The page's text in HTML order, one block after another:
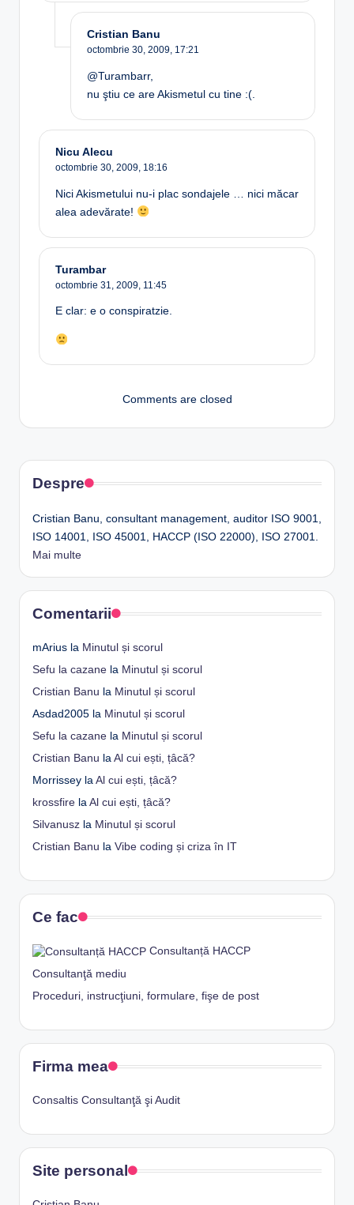
Cristian Banu
octombrie 30, 2009, 17:21
@Turambarr,
nu ştiu ce are Akismetul cu tine :(.
Nicu Alecu
octombrie 30, 2009, 18:16
Nici Akismetului nu-i plac sondajele … nici măcar
alea adevărate!
Turambar
octombrie 31, 2009, 11:45
E clar: e o conspiratzie.
Comments are closed
Despre
Cristian Banu, consultant management, auditor ISO 9001,
ISO 14001, ISO 45001, HACCP (ISO 22000), ISO 27001.
Mai multe
Comentarii
mArius la Minutul și scorul
Sefu la cazane la Minutul și scorul
Cristian Banu la Minutul și scorul
Asdad2005 la Minutul și scorul
Sefu la cazane la Minutul și scorul
Cristian Banu la Al cui ești, țâcă?
Morrissey la Al cui ești, țâcă?
krossfire la Al cui ești, țâcă?
Silvanusz la Minutul și scorul
Cristian Banu la Vibe coding și criza în IT
Ce fac
Consultanță HACCP
Consultanţă mediu
Proceduri, instrucţiuni, formulare, fişe de post
Firma mea
Consaltis Consultanţă şi Audit
Site personal